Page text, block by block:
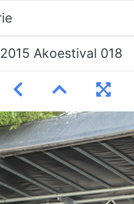
2015 Akoestival 018